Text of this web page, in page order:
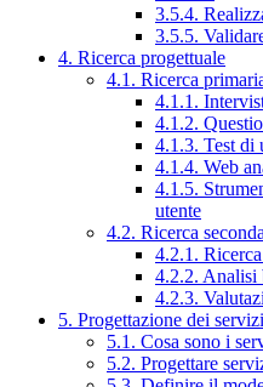
3.5.4.
3.5.5.
4. Ricerca progettuale
4.1. Ricerca
4.1.1.
4.1.2.
4.1.3. Test di
4.1.4. Web
4.1.5.
utente
4.2. Ricerca
4.2.1.
4.2.2. Analisi
4.2.3.
5. Progettazione dei servizi
5.1. Cosa sono i
5.2. Progettare